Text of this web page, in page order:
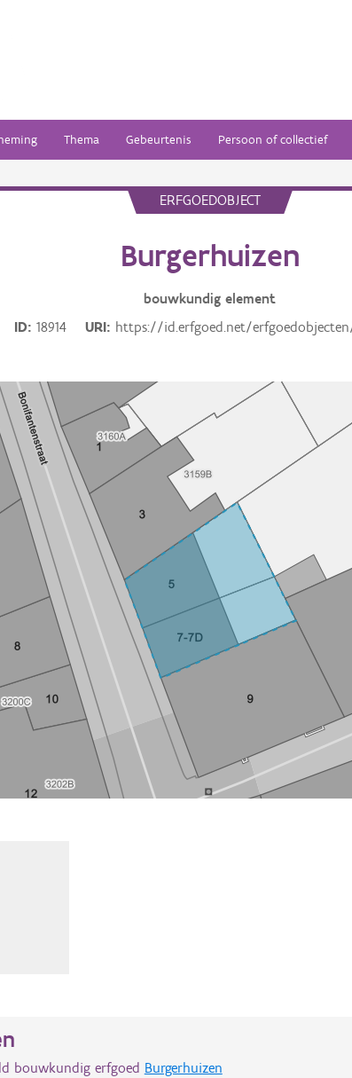
Thema Gebeurtenis Persoon of collectief
ERFGOEDOBJECT
Burgerhuizen
bouwkundig element
ID
18914 URI https://id.erfgoed.net/erfgoedobjecten/
bouwkundig erfgoed Burgerhuizen